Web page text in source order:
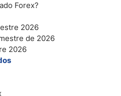
Forex?
2026
de 2026
2026